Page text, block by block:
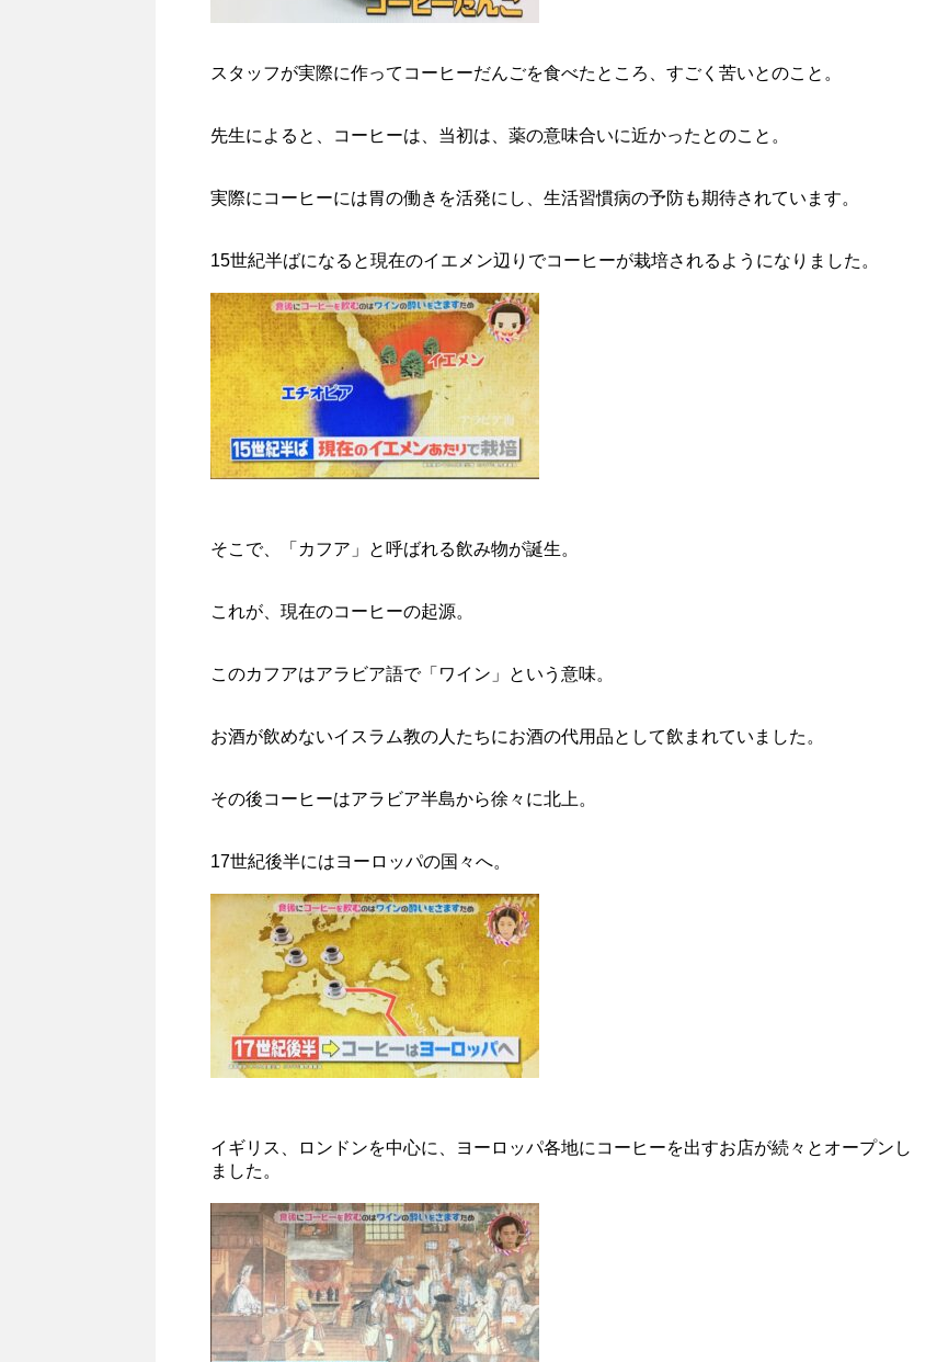
スタッフが実際に作ってコーヒーだんごを食べたところ、すごく苦いとのこと。
先生によると、コーヒーは、当初は、薬の意味合いに近かったとのこと。
実際にコーヒーには胃の働きを活発にし、生活習慣病の予防も期待されています。
15世紀半ばになると現在のイエメン辺りでコーヒーが栽培されるようになりました。
そこで、「カフア」と呼ばれる飲み物が誕生。
これが、現在のコーヒーの起源。
このカフアはアラビア語で「ワイン」という意味。
お酒が飲めないイスラム教の人たちにお酒の代用品として飲まれていました。
その後コーヒーはアラビア半島から徐々に北上。
17世紀後半にはヨーロッパの国々へ。
イギリス、ロンドンを中心に、ヨーロッパ各地にコーヒーを出すお店が続々とオープンし
ました。